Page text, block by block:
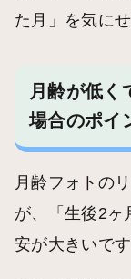
た月」を気に
月齢が低く
場合のポイ
月齢フォトの
が、「生後2ヶ
安が大きいです